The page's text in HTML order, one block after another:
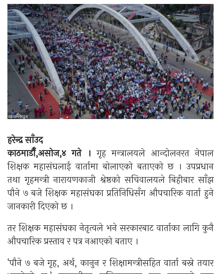
हरेन्द्र साँउद
काठमाडौँ,असोज,४ गते । गृह मन्त्रालयले आन्दोलनरत नेपाल
शिक्षक महासंघलाई वार्तामा बोलाएको बताएको छ । उपप्रधान
तथा गृहमन्त्री नारायणकाजी श्रेष्ठको सचिवालयले बिहीबार साँझ
पौने ७ बजे शिक्षक महासंघका प्रतिनिधिसँग औपचारिक वार्ता हुने
जानकारी दिएको छ ।
तर शिक्षक महासंघका नेतृत्वले भने सरकारबाट वार्ताका लागि कुनै
औपचारिक प्रस्ताव र पत्र नआएको बताए ।
‘पौने ७ बजे गृह, अर्थ, कानुन र शिक्षामन्त्रीसहित वार्ता बस्ने तयार